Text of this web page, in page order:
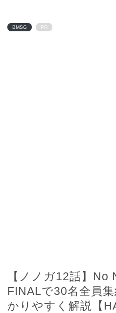
BMSG PR
【ノノガ12話】No
FINALで30名全員
かりやすく解説【